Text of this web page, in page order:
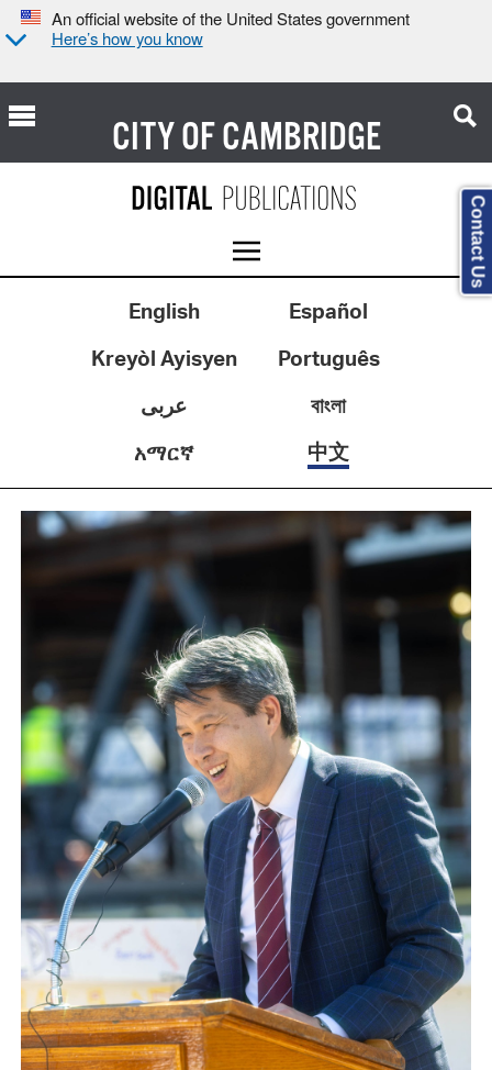
An official website of the United States government
Here’s how you know
CITY OFCAMBRIDGE
English
Español
Kreyòl Ayisyen
Português
عربى
বাংলা
አማርኛ
中文
Contact Us